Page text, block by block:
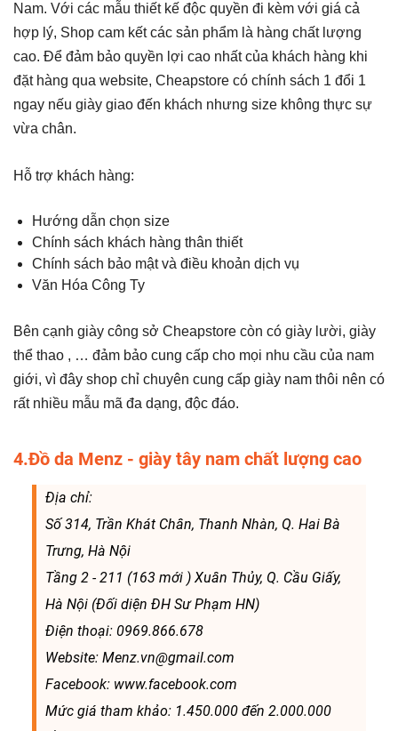
Nam. Với các mẫu thiết kế độc quyền đi kèm với giá cả
hợp lý, Shop cam kết các sản phẩm là hàng chất lượng
cao. Để đảm bảo quyền lợi cao nhất của khách hàng khi
đặt hàng qua website, Cheapstore có chính sách 1 đổi 1
ngay nếu giày giao đến khách nhưng size không thực sự
vừa chân.
Hỗ trợ khách hàng:
Hướng dẫn chọn size
Chính sách khách hàng thân thiết
Chính sách bảo mật và điều khoản dịch vụ
Văn Hóa Công Ty
Bên cạnh giày công sở Cheapstore còn có giày lười, giày
thể thao , … đảm bảo cung cấp cho mọi nhu cầu của nam
giới, vì đây shop chỉ chuyên cung cấp giày nam thôi nên có
rất nhiều mẫu mã đa dạng, độc đáo.
4.Đồ da Menz - giày tây nam chất lượng cao
Địa chỉ:
Số 314, Trần Khát Chân, Thanh Nhàn, Q. Hai Bà
Trưng, Hà Nội
Tầng 2 - 211 (163 mới ) Xuân Thủy, Q. Cầu Giấy,
Hà Nội (Đối diện ĐH Sư Phạm HN)
Điện thoại: 0969.866.678
Website: Menz.vn@gmail.com
Facebook: www.facebook.com
Mức giá tham khảo: 1.450.000 đến 2.000.000